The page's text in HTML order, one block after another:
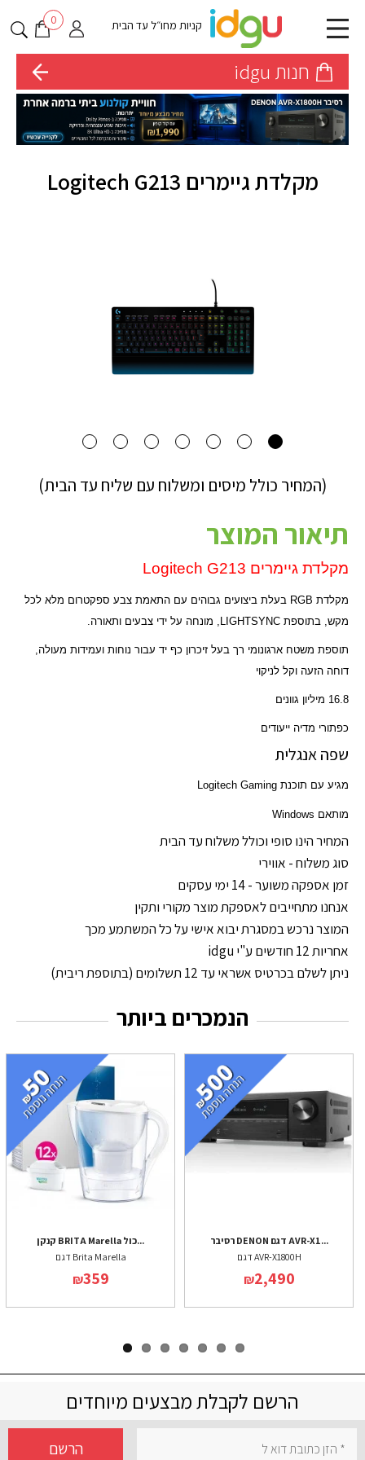
קניות מחו״ל עד הבית 0
חנות idgu
מקלדת גיימרים Logitech G213
(המחיר כולל מיסים ומשלוח עם שליח עד הבית)
תיאור המוצר
מקלדת גיימרים Logitech G213
מקלדת RGB בעלת ביצועים גבוהים עם התאמת צבע ספקטרום מלא לכל
מקש, בתוספת LIGHTSYNC , מונחה על ידי צבעים ותאורה.
תוספת משטח ארגונומי רך בעל זיכרון כף יד עבור נוחות ועמידות מעולה,
דוחה הזעה וקל לניקוי
16.8 מיליון גוונים
כפתורי מדיה ייעודים
שפה אנגלית
מגיע עם תוכנת Logitech Gaming
מותאם Windows
המחיר הינו סופי וכולל משלוח עד הבית
סוג משלוח - אווירי
זמן אספקה משוער - 14 ימי עסקים
אנחנו מתחייבים לאספקת מוצר מקורי ותקין
המוצר נרכש במסגרת יבוא אישי על כל המשתמע מכך
אחריות 12 חודשים ע"י idgu
ניתן לשלם בכרטיס אשראי עד 12 תשלומים (בתוספת ריבית)
הנמכרים ביותר
קנקן BRITA Marella כול...
דגם Brita Marella
₪359
רסיבר DENON דגם AVR-X1...
דגם AVR-X1800H
₪2,490
הרשם לקבלת מבצעים מיוחדים
הרשם